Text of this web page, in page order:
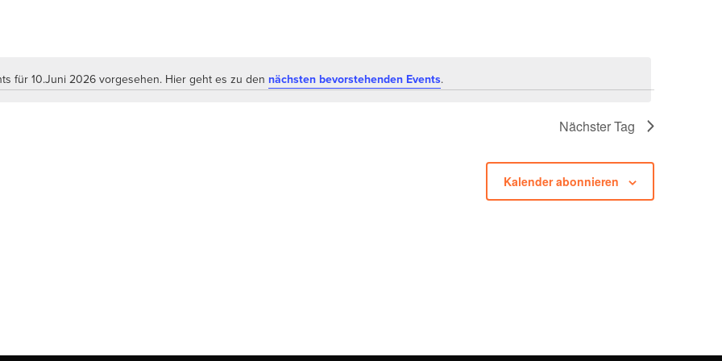
Hinweis
für 10.Juni 2026 vorgesehen. Hier geht es zu den nächsten bevorstehenden Events.
Nächster Tag
Kalender abonnieren